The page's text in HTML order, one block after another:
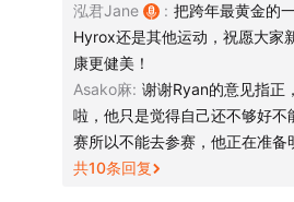
Hyrox火爆背后，半低不低的门槛
Hyrox的比赛规则，8段1公
Hyrox背后，混合训练是怎
同为混训练赛，Hyrox是最
把人累到暴汗，Hyrox真有那
谁在参加Hyrox：工作高压人
“无聊”了（声明 - 不是诋毁，我现
复一日接近重复性的训练，实在
能够提供的刺激程度（虽然略逊
的跑步训练的。 同时，Hyrox提供的力量训练也是跑者本身
就需要的。 跑步人群在中国本身
回归运动的本源来看，实际上
泓君Jane : 把跨年最黄金的
Hyrox还是其他运动，祝愿大家
康更健美！
Asako麻: 谢谢Ryan的意见指正
啦，他只是觉得自己还不够好
赛所以不能去参赛，他正在准备
共10条回复